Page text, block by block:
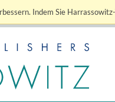
Indem Sie